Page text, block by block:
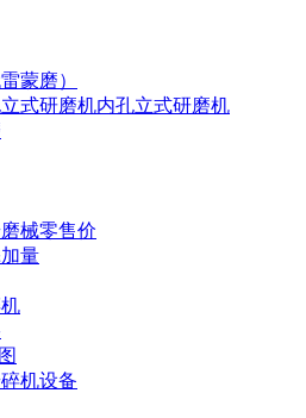
蒙磨）
式研磨机内孔立式研磨机
械零售价
量
机设备